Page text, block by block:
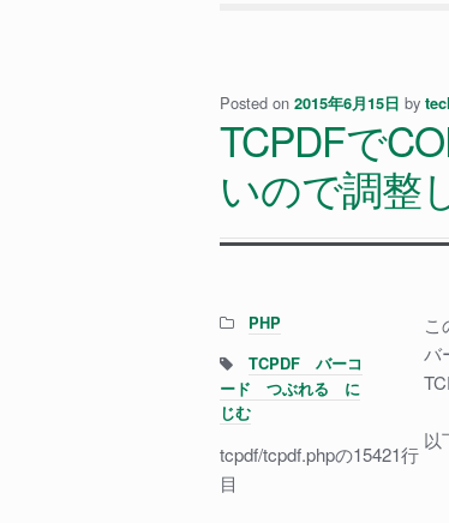
Posted on2015年6月15日 by
TCPDFで
いので調整
Categories:
PHP
Tags:
TCPDF バーコ
ード つぶれる に
じむ
こ
バ
以
tcpdf/tcpdf.phpの15421行
目